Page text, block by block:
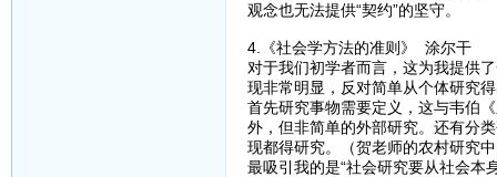
观念也无法提供“契约”的坚守。
4.《社会学方法的准则》 涂尔干
对于我们初学者而言，这为我提供
现非常明显，反对简单从个体研究
首先研究事物需要定义，这与韦伯
外，但非简单的外部研究。还有分
现都得研究。（贺老师的农村研究
最吸引我的是“社会研究要从社会本